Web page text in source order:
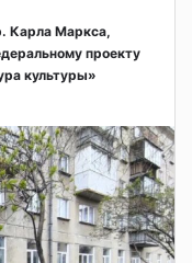
Карла Маркса,
проекту
культуры»